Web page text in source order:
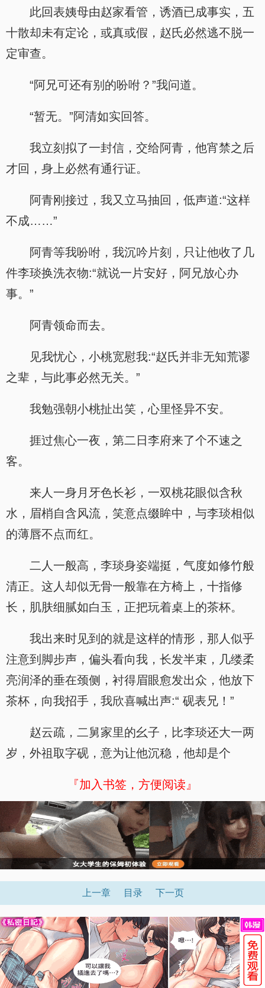
此回表姨母由赵家看管，诱酒已成事实，五
十散却未有定论，或真或假，赵氏必然逃不脱一
定审查。
“阿兄可还有别的吩咐？”我问道。
“暂无。”阿清如实回答。
我立刻拟了一封信，交给阿青，他宵禁之后
才回，身上必然有通行证。
阿青刚接过，我又立马抽回，低声道:“这样
不成……”
阿青等我吩咐，我沉吟片刻，只让他收了几
件李琰换洗衣物:“就说一片安好，阿兄放心办
事。”
阿青领命而去。
见我忧心，小桃宽慰我:“赵氏并非无知荒谬
之辈，与此事必然无关。”
我勉强朝小桃扯出笑，心里怪异不安。
捱过焦心一夜，第二日李府来了个不速之
客。
来人一身月牙色长衫，一双桃花眼似含秋
水，眉梢自含风流，笑意点缀眸中，与李琰相似
的薄唇不点而红。
二人一般高，李琰身姿端挺，气度如修竹般
清正。这人却似无骨一般靠在方椅上，十指修
长，肌肤细腻如白玉，正把玩着桌上的茶杯。
我出来时见到的就是这样的情形，那人似乎
注意到脚步声，偏头看向我，长发半束，几缕柔
亮润泽的垂在颈侧，衬得眉眼愈发出众，他放下
茶杯，向我招手，我欣喜喊出声:“ 砚表兄！”
赵云疏，二舅家里的幺子，比李琰还大一两
岁，外祖取字砚，意为让他沉稳，他却是个
『加入书签，方便阅读』
上一章 目录 下一页